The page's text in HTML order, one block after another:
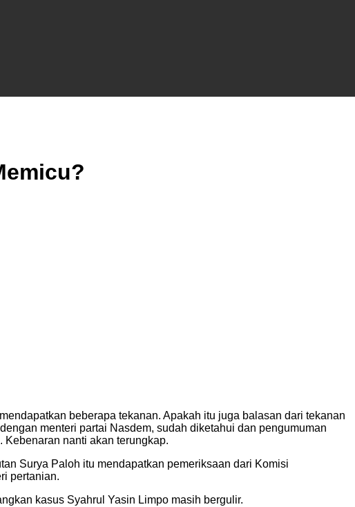
beberapa tekanan. Apakah itu juga balasan dari tekanan
menteri partai Nasdem, sudah diketahui dan pengumuman
nanti akan terungkap.
Surya Paloh itu mendapatkan pemeriksaan dari Komisi
pertanian.
kasus Syahrul Yasin Limpo masih bergulir.